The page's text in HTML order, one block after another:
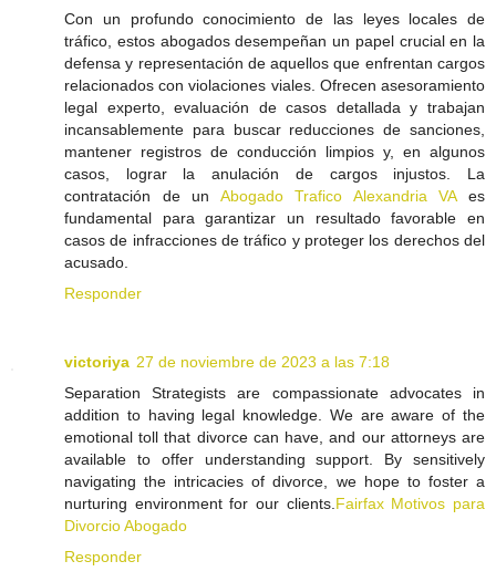
Con un profundo conocimiento de las leyes locales de
tráfico, estos abogados desempeñan un papel crucial en la
defensa y representación de aquellos que enfrentan cargos
relacionados con violaciones viales. Ofrecen asesoramiento
legal experto, evaluación de casos detallada y trabajan
incansablemente para buscar reducciones de sanciones,
mantener registros de conducción limpios y, en algunos
casos, lograr la anulación de cargos injustos. La
contratación de un Abogado Trafico Alexandria VAes
fundamental para garantizar un resultado favorable en
casos de infracciones de tráfico y proteger los derechos del
acusado.
Responder
victoriya 27 de noviembre de 2023 a las 7:18
Separation Strategists are compassionate advocates in
addition to having legal knowledge. We are aware of the
emotional toll that divorce can have, and our attorneys are
available to offer understanding support. By sensitively
navigating the intricacies of divorce, we hope to foster a
nurturing environment for our clients.Fairfax Motivos para
Divorcio Abogado
Responder